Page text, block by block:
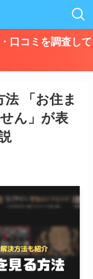
口コミを調査して
「お住ま
ん」が表